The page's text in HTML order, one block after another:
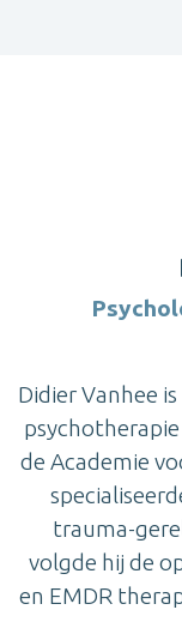
Didier Vanhee
de Academie
trauma-
volgde hij de
en EMDR